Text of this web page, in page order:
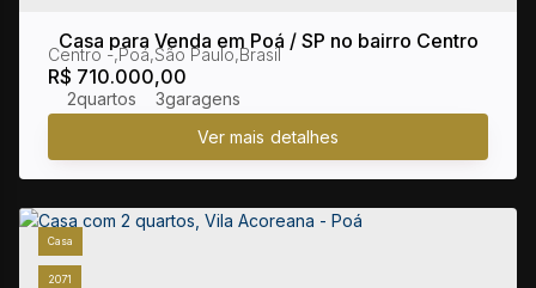
Casa para Venda em Poá / SP no bairro Centro
R$ 710.000,00
Centro ,Poá,São Paulo,Brasil
2 3
2071
Casa